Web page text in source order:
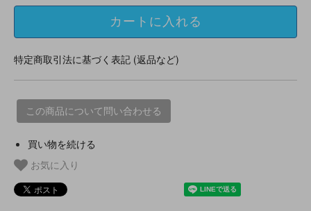
特定商取引法に基づく表記 (返品など)
この商品について問い合わせる
買い物を続ける
お気に入り